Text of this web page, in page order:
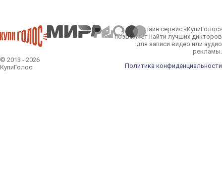
© 2013 - 2026
КупиГолос
Онлайн сервис «КупиГолос»
позволяет найти лучших дикторов
для записи видео или аудио
рекламы.
Политика конфиденциальности